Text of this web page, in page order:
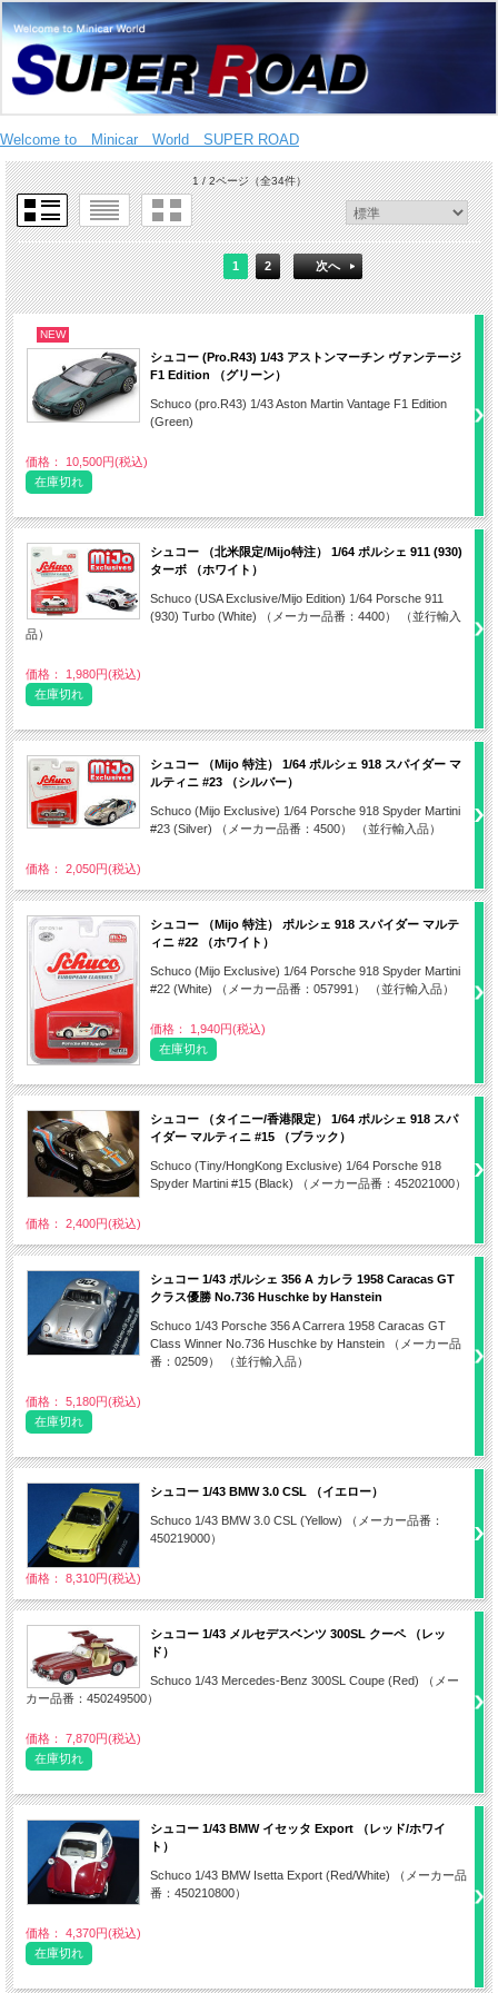
Welcome to Minicar World SUPER ROAD
1 / 2ページ（全34件）
1 2 次へ
NEW
シュコー (Pro.R43) 1/43 アストンマーチン ヴァンテージ
F1 Edition （グリーン）
Schuco (pro.R43) 1/43 Aston Martin Vantage F1 Edition
(Green)
価格： 10,500円(税込)
在庫切れ
シュコー （北米限定/Mijo特注） 1/64 ポルシェ 911 (930)
ターボ （ホワイト）
Schuco (USA Exclusive/Mijo Edition) 1/64 Porsche 911
(930) Turbo (White) （メーカー品番：4400） （並行輸入
品）
価格： 1,980円(税込)
在庫切れ
シュコー （Mijo 特注） 1/64 ポルシェ 918 スパイダー マ
ルティニ #23 （シルバー）
Schuco (Mijo Exclusive) 1/64 Porsche 918 Spyder Martini
#23 (Silver) （メーカー品番：4500） （並行輸入品）
価格： 2,050円(税込)
シュコー （Mijo 特注） ポルシェ 918 スパイダー マルテ
ィニ #22 （ホワイト）
Schuco (Mijo Exclusive) 1/64 Porsche 918 Spyder Martini
#22 (White) （メーカー品番：057991） （並行輸入品）
価格： 1,940円(税込)
在庫切れ
シュコー （タイニー/香港限定） 1/64 ポルシェ 918 スパ
イダー マルティニ #15 （ブラック）
Schuco (Tiny/HongKong Exclusive) 1/64 Porsche 918
Spyder Martini #15 (Black) （メーカー品番：452021000）
価格： 2,400円(税込)
シュコー 1/43 ポルシェ 356 A カレラ 1958 Caracas GT
クラス優勝 No.736 Huschke by Hanstein
Schuco 1/43 Porsche 356 A Carrera 1958 Caracas GT
Class Winner No.736 Huschke by Hanstein （メーカー品
番：02509） （並行輸入品）
価格： 5,180円(税込)
在庫切れ
シュコー 1/43 BMW 3.0 CSL （イエロー）
Schuco 1/43 BMW 3.0 CSL (Yellow) （メーカー品番：
450219000）
価格： 8,310円(税込)
シュコー 1/43 メルセデスベンツ 300SL クーペ （レッ
ド）
Schuco 1/43 Mercedes-Benz 300SL Coupe (Red) （メー
カー品番：450249500）
価格： 7,870円(税込)
在庫切れ
シュコー 1/43 BMW イセッタ Export （レッド/ホワイ
ト）
Schuco 1/43 BMW Isetta Export (Red/White) （メーカー品
番：450210800）
価格： 4,370円(税込)
在庫切れ